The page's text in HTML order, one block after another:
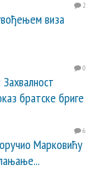
2
виза
0
братске бриге
6
Марковићу